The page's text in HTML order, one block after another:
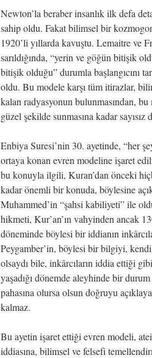
Newton’la beraber insanlık ilk defa
sahip oldu. Fakat bilimsel bir
1920’li yıllarda kavuştu. Lemaitre ve
sarıldığında, “yerin ve göğün bitişik
bitişik olduğu” durumla başlangıcını
oldu. Bu modele karşı tüm itirazlar,
kalan radyasyonun bulunmasından,
güzel şekilde sunmasına kadar
Enbiya Suresi’nin 30. ayetinde, “her
ortaya konan evren modeline işaret
bu konuyla ilgili, Kuran’dan önceki
kadar önemli bir konuda, böylesine
Muhammed’in “şahsi kabiliyeti” ile
hikmeti, Kur’an’ın vahyinden ancak
döneminde böylesi bir iddianın
Peygamber’in, böylesi bir bilgiyi,
olsaydı bile, inkârcıların iddia ettiği
yaşadığı dönemde aleyhinde bir
pahasına olursa olsun doğruyu
kalmaz.
Bu ayetin işaret ettiği evren modeli,
iddiasına, bilimsel ve felsefi